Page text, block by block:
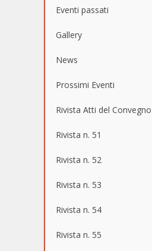
Eventi passati
Gallery
News
Prossimi Eventi
Rivista Atti del Convegno
Rivista n. 51
Rivista n. 52
Rivista n. 53
Rivista n. 54
Rivista n. 55